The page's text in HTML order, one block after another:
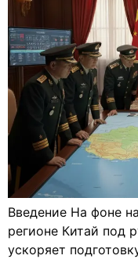
Введение На фоне
регионе Китай под
ускоряет